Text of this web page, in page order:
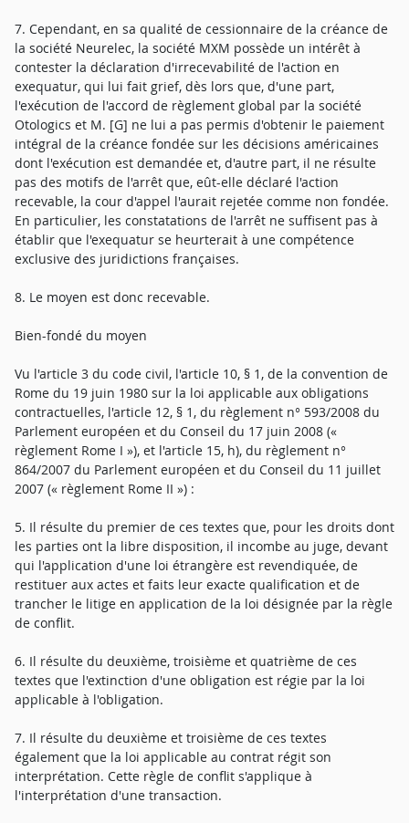
7. Cependant, en sa qualité de cessionnaire de la créance de
la société Neurelec, la société MXM possède un intérêt à
contester la déclaration d'irrecevabilité de l'action en
exequatur, qui lui fait grief, dès lors que, d'une part,
l'exécution de l'accord de règlement global par la société
Otologics et M. [G] ne lui a pas permis d'obtenir le paiement
intégral de la créance fondée sur les décisions américaines
dont l'exécution est demandée et, d'autre part, il ne résulte
pas des motifs de l'arrêt que, eût-elle déclaré l'action
recevable, la cour d'appel l'aurait rejetée comme non fondée.
En particulier, les constatations de l'arrêt ne suffisent pas à
établir que l'exequatur se heurterait à une compétence
exclusive des juridictions françaises.
8. Le moyen est donc recevable.
Bien-fondé du moyen
Vu l'article 3 du code civil, l'article 10, § 1, de la convention de
Rome du 19 juin 1980 sur la loi applicable aux obligations
contractuelles, l'article 12, § 1, du règlement n° 593/2008 du
Parlement européen et du Conseil du 17 juin 2008 («
règlement Rome I »), et l'article 15, h), du règlement n°
864/2007 du Parlement européen et du Conseil du 11 juillet
2007 (« règlement Rome II ») :
5. Il résulte du premier de ces textes que, pour les droits dont
les parties ont la libre disposition, il incombe au juge, devant
qui l'application d'une loi étrangère est revendiquée, de
restituer aux actes et faits leur exacte qualification et de
trancher le litige en application de la loi désignée par la règle
de conflit.
6. Il résulte du deuxième, troisième et quatrième de ces
textes que l'extinction d'une obligation est régie par la loi
applicable à l'obligation.
7. Il résulte du deuxième et troisième de ces textes
également que la loi applicable au contrat régit son
interprétation. Cette règle de conflit s'applique à
l'interprétation d'une transaction.